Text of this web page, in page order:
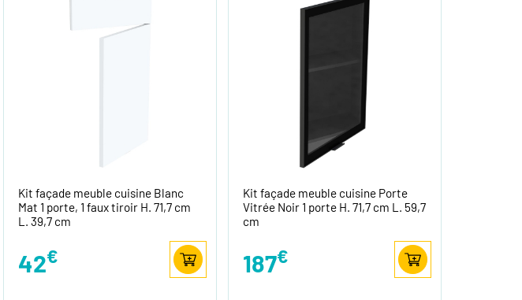
Kit façade meuble cuisine Blanc
Mat 1 porte, 1 faux tiroir H. 71,7 cm
L. 39,7 cm
42€
Kit façade meuble cuisine Porte
Vitrée Noir 1 porte H. 71,7 cm L. 59,7
cm
187€